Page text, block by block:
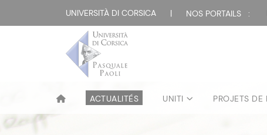
UNIVERSITÀ DI CORSICA | NOS PORTAILS :
ACTUALITÉS UNITI PROJETS DE